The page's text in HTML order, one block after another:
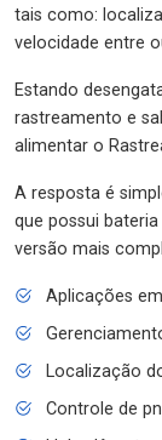
tais como:
velocidade entre
Estando
rastreamento e
alimentar o
A resposta é
que possui
versão mais
Aplicações
Localização
Controle de